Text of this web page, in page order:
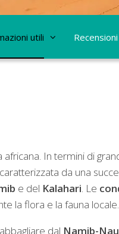
utili Recensioni
In termini di
da una
e del Kalahari. Le
la flora e la fauna locale.
dal Namib-